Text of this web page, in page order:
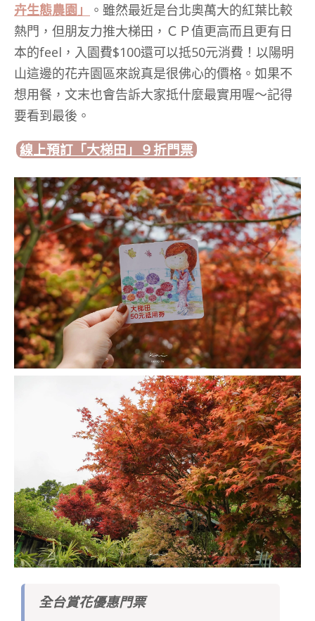
卉生態農園」
。雖然最近是台北奧萬大的紅葉比較
熱門，但朋友力推大梯田，ＣＰ值更高而且更有日
本的feel，入園費$100還可以抵50元消費！以陽明
山這邊的花卉園區來說真是很佛心的價格。如果不
想用餐，文末也會告訴大家抵什麼最實用喔～記得
要看到最後。
線上預訂「大梯田」９折門票
全台賞花優惠門票